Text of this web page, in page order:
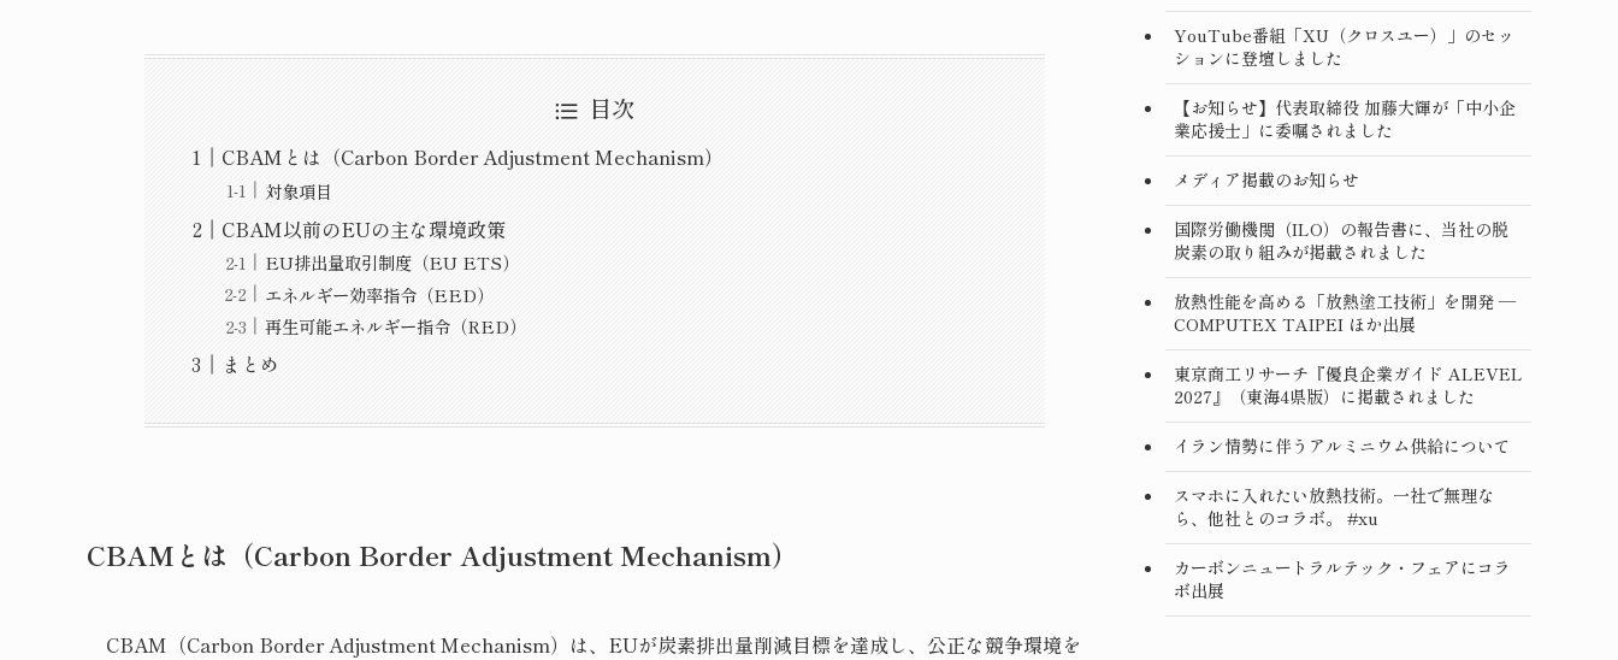
目次
CBAMとは（Carbon Border Adjustment Mechanism）
対象項目
CBAM以前のEUの主な環境政策
EU排出量取引制度（EU ETS）
エネルギー効率指令（EED）
再生可能エネルギー指令（RED）
まとめ
CBAMとは（Carbon Border Adjustment Mechanism）
CBAM（Carbon Border Adjustment Mechanism）は、EUが炭素排出量削減目標を達成し、公正な競争環境を
YouTube番組「XU（クロスユー）」のセッ
ションに登壇しました
【お知らせ】代表取締役 加藤大輝が「中小企
業応援士」に委嘱されました
メディア掲載のお知らせ
国際労働機関（ILO）の報告書に、当社の脱
炭素の取り組みが掲載されました
放熱性能を高める「放熱塗工技術」を開発 ―
COMPUTEX TAIPEI ほか出展
東京商工リサーチ『優良企業ガイド ALEVEL
2027』（東海4県版）に掲載されました
イラン情勢に伴うアルミニウム供給について
スマホに入れたい放熱技術。一社で無理な
ら、他社とのコラボ。 #xu
カーボンニュートラルテック・フェアにコラ
ボ出展